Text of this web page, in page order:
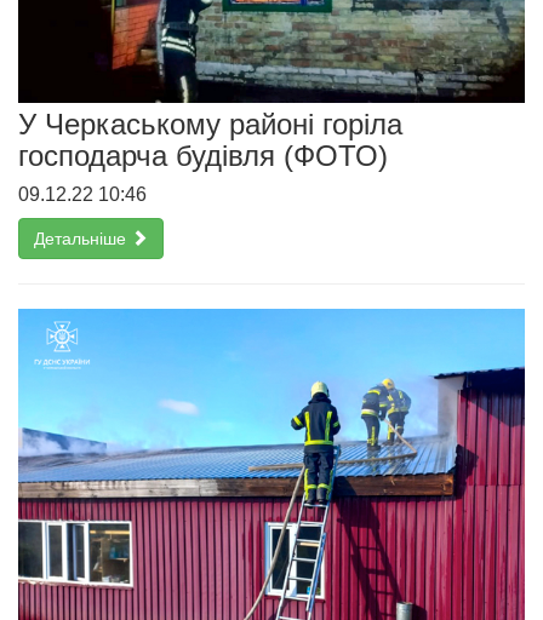
У Черкаському районі горіла
господарча будівля (ФОТО)
09.12.22 10:46
Детальніше